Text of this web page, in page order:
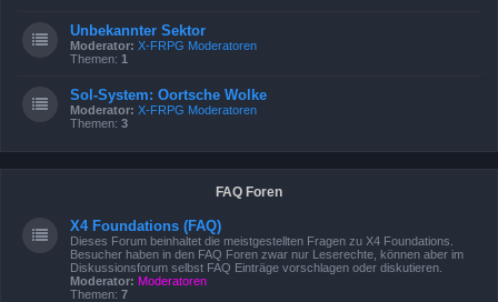
Unbekannter Sektor
Moderator: X-FRPG Moderatoren
Themen: 1
Sol-System: Oortsche Wolke
Moderator: X-FRPG Moderatoren
Themen: 3
FAQ Foren
X4 Foundations (FAQ)
Dieses Forum beinhaltet die meistgestellten Fragen zu X4 Foundations.
Besucher haben in den FAQ Foren zwar nur Leserechte, können aber im
Diskussionsforum selbst FAQ Einträge vorschlagen oder diskutieren.
Moderator: Moderatoren
Themen: 7